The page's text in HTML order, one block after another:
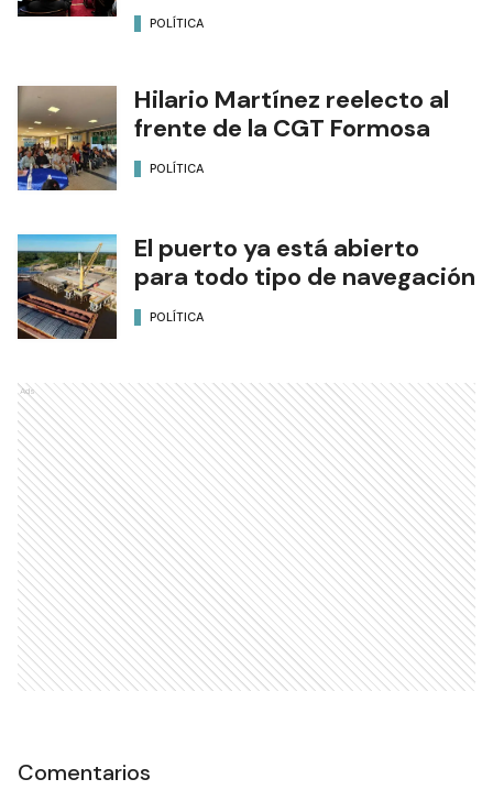
POLÍTICA
Hilario Martínez reelecto al
frente de la CGT Formosa
POLÍTICA
El puerto ya está abierto
para todo tipo de navegación
POLÍTICA
Ads
Comentarios